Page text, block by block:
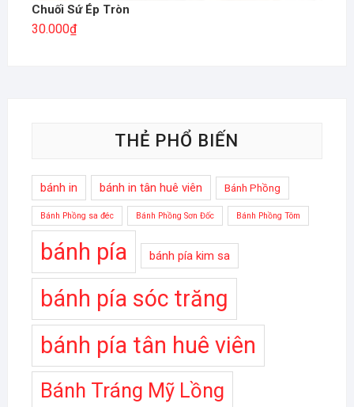
Chuối Sứ Ép Tròn
30.000₫
THẺ PHỔ BIẾN
bánh in bánh in tân huê viên Bánh Phồng
Bánh Phồng sa đéc Bánh Phồng Sơn Đốc Bánh Phồng Tôm
bánh pía bánh pía kim sa
bánh pía sóc trăng
bánh pía tân huê viên
Bánh Tráng Mỹ Lồng